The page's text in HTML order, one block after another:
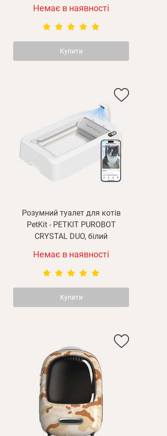
Немає в наявності
Купити
Розумний туалет для котів
PetKit - PETKIT PUROBOT
CRYSTAL DUO, білий
Немає в наявності
Купити